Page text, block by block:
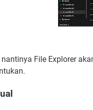
File Explorer